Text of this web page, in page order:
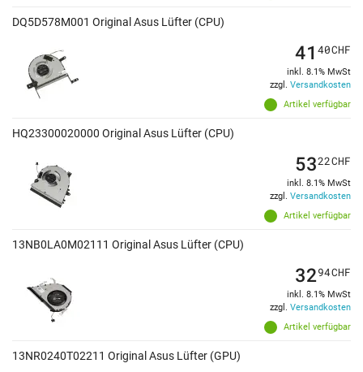
DQ5D578M001 Original Asus Lüfter (CPU)
Artikel verfügbar
41 40CHF
inkl. 8.1% MwSt
zzgl. Versandkosten
HQ23300020000 Original Asus Lüfter (CPU)
Artikel verfügbar
5322CHF
inkl. 8.1% MwSt
zzgl. Versandkosten
13NB0LA0M02111 Original Asus Lüfter (CPU)
Artikel verfügbar
3294CHF
inkl. 8.1% MwSt
zzgl. Versandkosten
13NR0240T02211 Original Asus Lüfter (GPU)